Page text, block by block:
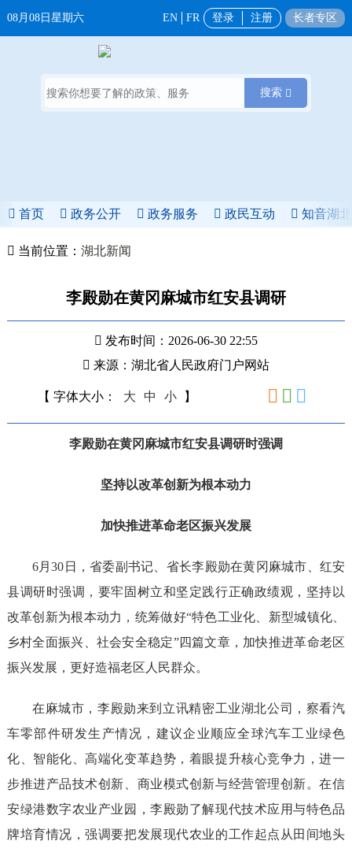
08月08日星期六 EN FR 登录 注册 长者专区
搜索
首页 政务公开 政务服务 政民互动 知音湖北
当前位置： 湖北新闻
李殿勋在黄冈麻城市红安县调研
发布时间：2026-06-30 22:55
来源：湖北省人民政府门户网站
【 字体大小： 大 中 小 】
李殿勋在黄冈麻城市红安县调研时强调
坚持以改革创新为根本动力
加快推进革命老区振兴发展
6月30日，省委副书记、省长李殿勋在黄冈麻城市、红安
县调研时强调，要牢固树立和坚定践行正确政绩观，坚持以
改革创新为根本动力，统筹做好“特色工业化、新型城镇化、
乡村全面振兴、社会安全稳定”四篇文章，加快推进革命老区
振兴发展，更好造福老区人民群众。
在麻城市，李殿勋来到立讯精密工业湖北公司，察看汽
车零部件研发生产情况，建议企业顺应全球汽车工业绿色
化、智能化、高端化变革趋势，着眼提升核心竞争力，进一
步推进产品技术创新、商业模式创新与经营管理创新。在信
安绿港数字农业产业园，李殿勋了解现代技术应用与特色品
牌培育情况，强调要把发展现代农业的工作起点从田间地头